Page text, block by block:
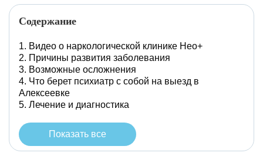
Содержание
Видео о наркологической клинике Нео+
Причины развития заболевания
Возможные осложнения
Что берет психиатр с собой на выезд в
Алексеевке
Лечение и диагностика
Показать все